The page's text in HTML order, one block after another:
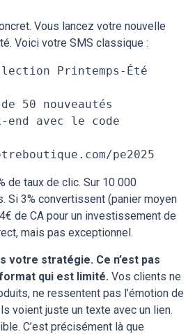
Vous lancez votre nouvelle
Voici votre SMS classique :
Printemps-Été
50 nouveautés
end avec le code
pe2025
de taux de clic. Sur 10 000
Si 3% convertissent (panier moyen
de CA pour un investissement de
mais pas exceptionnel.
votre stratégie. Ce n’est pas
qui est limité. Vos clients ne
ne ressentent pas l’émotion de
voient juste un texte avec un lien.
C’est précisément là que